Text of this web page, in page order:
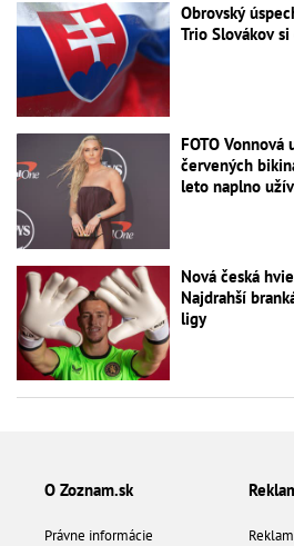
Obrovský
Trio Slovákov
FOTO Vonnová
červených
leto naplno
Nová česká
Najdrahší
ligy
O Zoznam.sk
Právne informácie